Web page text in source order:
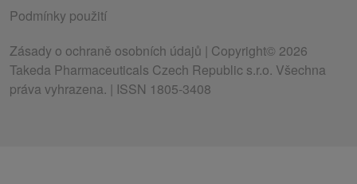
Podmínky použití
Zásady o ochraně osobních údajů | Copyright© 2026
Takeda Pharmaceuticals Czech Republic s.r.o. Všechna
práva vyhrazena. | ISSN 1805-3408